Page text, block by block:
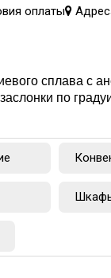
оплаты
сплава с
по